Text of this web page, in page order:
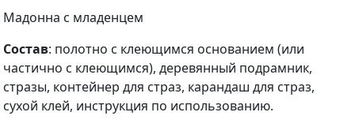
Мадонна с младенцем
Состав: полотно с клеющимся основанием (или
частично с клеющимся), деревянный подрамник,
стразы, контейнер для страз, карандаш для страз,
сухой клей, инструкция по использованию.